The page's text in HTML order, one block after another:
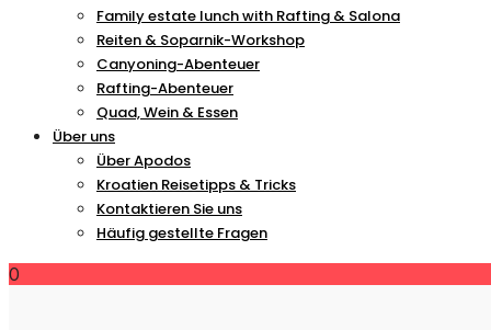
Family estate lunch with Rafting & Salona
Reiten & Soparnik-Workshop
Canyoning-Abenteuer
Rafting-Abenteuer
Quad, Wein & Essen
Über uns
Über Apodos
Kroatien Reisetipps & Tricks
Kontaktieren Sie uns
Häufig gestellte Fragen
0